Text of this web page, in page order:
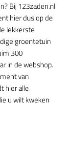
Bij 123zaden.nl
hier dus op de
lekkerste
groentetuin
300
in de webshop.
van
hier alle
u wilt kweken